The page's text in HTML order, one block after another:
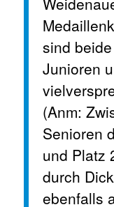
sind
Junioren
(Anm:
Senioren
und Platz
durch
ebenfalls